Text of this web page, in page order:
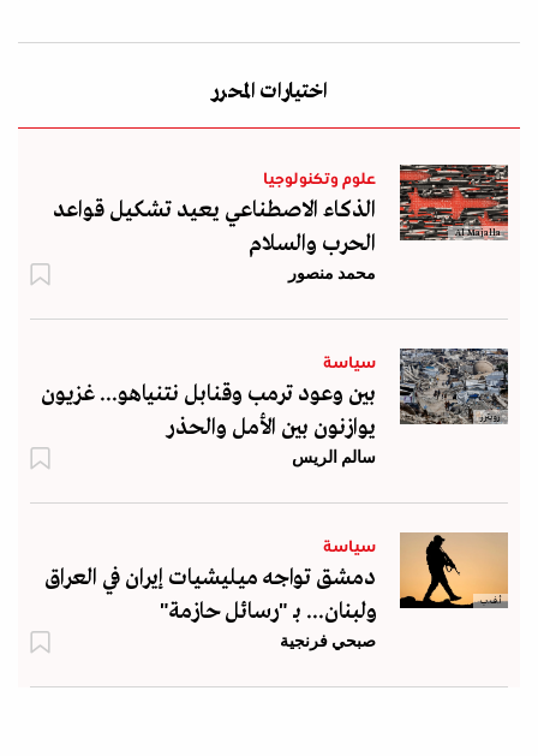
اختيارات المحرر
Al Majalla
علوم وتكنولوجيا
الذكاء الاصطناعي يعيد تشكيل قواعد
الحرب والسلام
محمد منصور
رويترز
سياسة
بين وعود ترمب وقنابل نتنياهو... غزيون
يوازنون بين الأمل والحذر
سالم الريس
أ.ف.ب
سياسة
دمشق تواجه ميليشيات إيران في العراق
ولبنان... بـ "رسائل حازمة"
صبحي فرنجية